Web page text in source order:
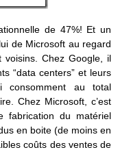
de 47%! Et un
de Microsoft au regard
voisins. Chez Google, il
“data centers” et leurs
consomment au total
Chez Microsoft, c’est
du matériel
en boite (de moins en
coûts des ventes de